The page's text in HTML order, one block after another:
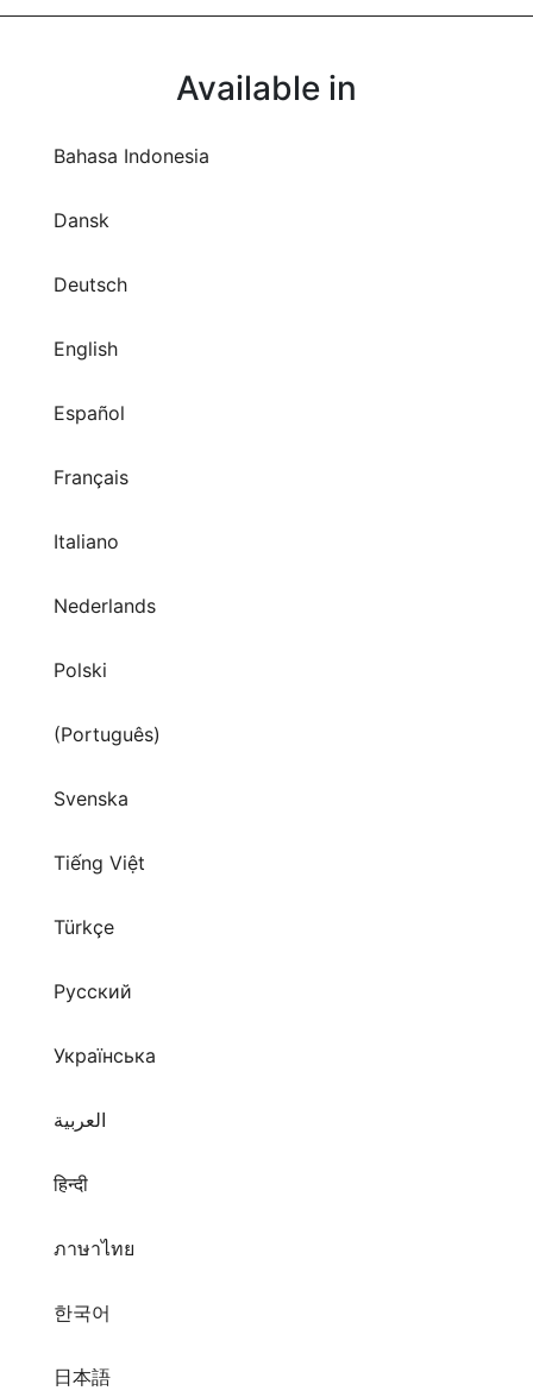
Available in
Bahasa Indonesia
Dansk
Deutsch
English
Español
Français
Italiano
Nederlands
Polski
(Português)
Svenska
Tiếng Việt
Türkçe
Русский
Українська
العربية
हिन्दी
ภาษาไทย
한국어
日本語